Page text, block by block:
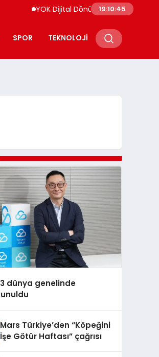
YOK Dijital Dönüşüm İçin Bilişim Uzmanları
19:10:46
SPOR TEKNOLOJI
dünya genelinde
Mars Türkiye’den “Köpeğini
İşe Götür Haftası” çağrısı